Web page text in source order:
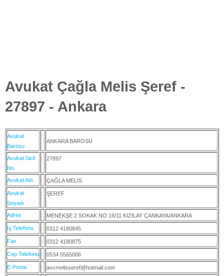
Avukat Çağla Melis Şeref -
27897 - Ankara
Avukat
Barosu
:
ANKARA BAROSU
Avukat Sicil
No
: 27897
Avukat Adı : ÇAĞLA MELİS
Avukat
Soyadı
: ŞEREF
Adres : MENEKŞE 2 SOKAK NO:16/11 KIZILAY ÇANKAYA/ANKARA
İş Telefonu : 0312 4180845
Fax : 0312 4180875
Cep Telefonu : 0534 5565006
E-Posta : avcmelisseref@hotmail.com